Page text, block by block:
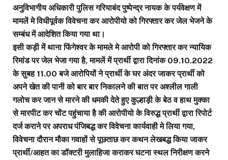
अनुविभागीय अधिकारी पुलिस गरियाबंद पुष्पेन्द्र नायक के पर्यवेक्षण में
मामलें मे विधीपूर्वक विवेचना कर आरोपीयो को गिरफ्तार कर जेल भेजने के
सम्बंध में आदेशित किया गया था।
इसी कड़ी में थाना फिंगेश्वर के मामले मे आरोपी को गिरफ्तार कर न्यायिक
रिमांड पर जेल भेजा गया है, मामलें में प्रार्थी द्वारा दिनांक 09.10.2022
के सुबह 11.00 बजे आरोपियों ने प्रार्थी के घर अंदर जाकर प्रार्थी को
अपने खेत की पानी को बार बार निकालने की बात पर अश्लील गाली
गलोच कर जान से मारने की धमकी देते हुए कुल्हाड़ी के बेठ व हाथ मुक्का
से मारपीट कर चोंट पहुंचाया है की आरोपीयो के विरुद्ध प्रार्थी द्वारा रिपोर्ट
दर्ज कराने पर अपराध पंजिबद्ध कर विवेचना कार्यवाही मे लिया गया,
विवेचना दौरान मौका गवाहों से पूछताछ कर कथन लेखबद्ध किया जाकर
प्रार्थी/आहत का डॉक्टरी मुलाहिजा कराकर घटना स्थल निरीक्षण करने